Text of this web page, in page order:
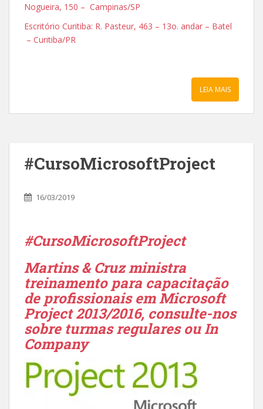
Nogueira, 150 – Campinas/SP
Escritório Curitiba: R. Pasteur, 463 – 13o. andar – Batel
– Curitiba/PR
LEIA MAIS
#CursoMicrosoftProject
16/03/2019
#CursoMicrosoftProject
Martins & Cruz ministra
treinamento para capacitação
de profissionais em Microsoft
Project 2013/2016, consulte-nos
sobre turmas regulares ou In
Company